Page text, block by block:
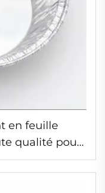
en feuille
qualité pour
pour